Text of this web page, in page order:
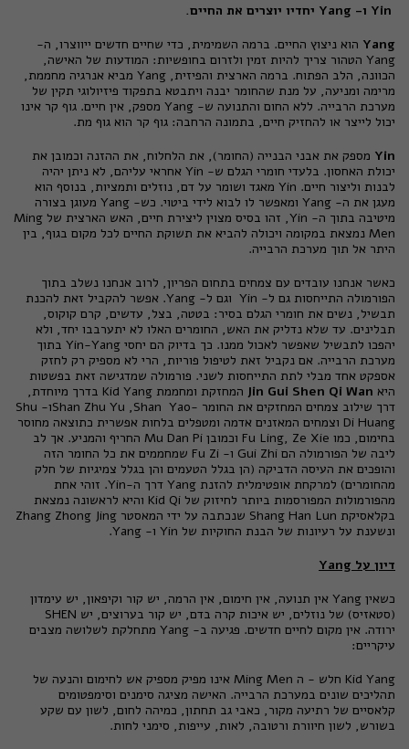
Yin ו- Yang יחדיו יוצרים את החיים.
Yang הוא ניצוץ החיים. ברמה השמימית, כדי שחיים חדשים ייווצרו, ה-
Yang הטהור צריך להיות זמין ולזרום בחופשיות: המודעות של האישה,
הכוונה, הלב הפתוח. ברמה הארצית והפיזית, Yang מביא אנרגיה מחממת,
מרימה ומניעה, על מנת שהחומר יבנה ויתבטא בתפקוד פיזיולוגי תקין של
מערכת הרבייה. ללא החום והתנועה ש- Yang מספק, אין חיים. גוף קר אינו
יכול לייצר או להחזיק חיים, בתמונה הרחבה: גוף קר הוא גוף מת.
Yin מספק את אבני הבנייה (החומר), את הלחלוח, את ההזנה וכמובן את
יכולת האחסון. בלעדי חומרי הגלם ש- Yin אחראי עליהם, לא ניתן יהיה
לבנות וליצור חיים. Yin מאגד ושומר על דם, נוזלים ותמציות, בנוסף הוא
מעגן את ה- Yang ומאפשר לו לבוא לידי ביטוי. כש- Yang מעוגן בצורה
מיטיבה בתוך ה- Yin, זהו בסיס מצוין ליצירת חיים, האש הארצית של Ming
Men נמצאת במקומה ויכולה להביא את תשוקת החיים לכל מקום בגוף, בין
היתר אל תוך מערכת הרבייה.
כאשר אנחנו עובדים עם צמחים בתחום הפריון, לרוב אנחנו נשלב בתוך
הפורמולה התייחסות גם ל- Yin וגם ל- Yang. אפשר להקביל זאת להכנת
תבשיל, נשים את חומרי הגלם בסיר: בטטה, בצל, עדשים, קרם קוקוס,
תבלינים. עד שלא נדליק את האש, החומרים האלו לא יתערבבו יחד, ולא
יהפכו לתבשיל שאפשר לאכול ממנו. כך בדיוק הם יחסי Yin-Yang בתוך
מערכת הרבייה. אם נקביל זאת לטיפול פוריות, הרי לא מספיק רק לחזק
אספקט אחד מבלי לתת התייחסות לשני. פורמולה שמדגישה זאת בפשטות
היא Jin Gui Shen Qi Wan
המחזקת ומחממת Kid Yang בדרך מיוחדת,
דרך שילוב צמחים המחזקים את החומר -Shan Zhu Yu ,Shan Yaoו-
Shu
Di Huang וצמחים המאזנים אדמה ומטפלים בלחות אפשרית כתוצאה מחוסר
בחימום, כמו Fu Ling, Ze Xie וכמובן Mu Dan Pi החריף והמניע. אך לב
ליבה של הפורמולה הם Gui Zhi ו- Fu Zi שמחממים את כל החומר הזה
והופכים את העיסה הדביקה (הן בגלל הטעמים והן בגלל צמיגיות של חלק
מהחומרים) למרקחת אופטימלית להזנת Yang דרך ה-Yin. זוהי אחת
מהפורמולות המפורסמות ביותר לחיזוק של Kid Qi והיא לראשונה נמצאת
בקלאסיקת Shang Han Lun שנכתבה על ידי המאסטר Zhang Zhong Jing
ונשענת על רעיונות של הבנת החוקיות של Yin ו- Yang.
דיון על Yang
כשאין Yang אין תנועה, אין חימום, אין הרמה, יש קור וקיפאון, יש עימדון
(סטאזיס) של נוזלים, יש איכות קרה בדם, יש קור בערוצים, יש SHEN
ירודה. אין מקום לחיים חדשים. פגיעה ב- Yang מתחלקת לשלושה מצבים
עיקריים:
Kid Yang חלש - ה Ming Men אינו מפיק מספיק אש לחימום והנעה של
תהליכים שונים במערכת הרבייה. האישה מציגה סימנים וסימפטומים
קלאסיים של רתיעה מקור, כאבי גב תחתון, כמיהה לחום, לשון עם שקע
בשורש, לשון חיוורת ורטובה, לאות, עייפות, סימני לחות.